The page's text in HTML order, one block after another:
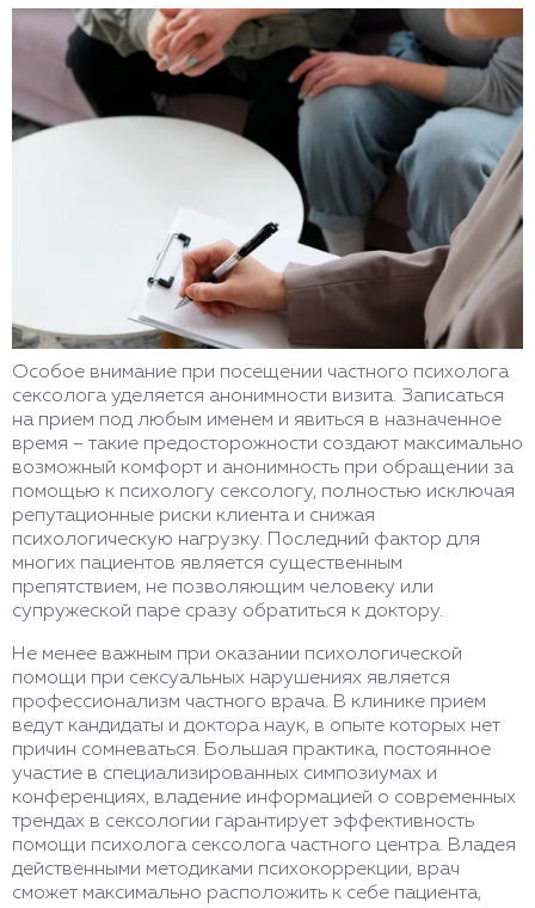
Особое внимание при посещении частного психолога
сексолога уделяется анонимности визита. Записаться
на прием под любым именем и явиться в назначенное
время – такие предосторожности создают максимально
возможный комфорт и анонимность при обращении за
помощью к психологу сексологу, полностью исключая
репутационные риски клиента и снижая
психологическую нагрузку. Последний фактор для
многих пациентов является существенным
препятствием, не позволяющим человеку или
супружеской паре сразу обратиться к доктору.
Не менее важным при оказании психологической
помощи при сексуальных нарушениях является
профессионализм частного врача. В клинике прием
ведут кандидаты и доктора наук, в опыте которых нет
причин сомневаться. Большая практика, постоянное
участие в специализированных симпозиумах и
конференциях, владение информацией о современных
трендах в сексологии гарантирует эффективность
помощи психолога сексолога частного центра. Владея
действенными методиками психокоррекции, врач
сможет максимально расположить к себе пациента,